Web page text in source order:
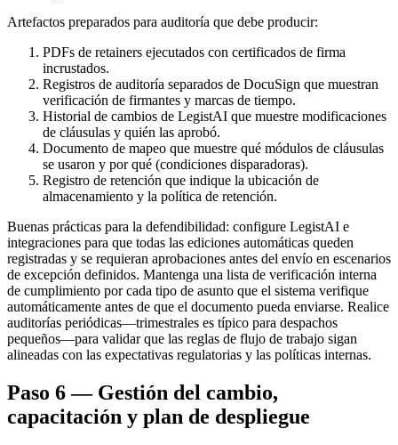
Artefactos preparados para auditoría que debe producir:
PDFs de retainers ejecutados con certificados de firma
incrustados.
Registros de auditoría separados de DocuSign que muestran
verificación de firmantes y marcas de tiempo.
Historial de cambios de LegistAI que muestre modificaciones
de cláusulas y quién las aprobó.
Documento de mapeo que muestre qué módulos de cláusulas
se usaron y por qué (condiciones disparadoras).
Registro de retención que indique la ubicación de
almacenamiento y la política de retención.
Buenas prácticas para la defendibilidad: configure LegistAI e
integraciones para que todas las ediciones automáticas queden
registradas y se requieran aprobaciones antes del envío en escenarios
de excepción definidos. Mantenga una lista de verificación interna
de cumplimiento por cada tipo de asunto que el sistema verifique
automáticamente antes de que el documento pueda enviarse. Realice
auditorías periódicas—trimestrales es típico para despachos
pequeños—para validar que las reglas de flujo de trabajo sigan
alineadas con las expectativas regulatorias y las políticas internas.
Paso 6 — Gestión del cambio,
capacitación y plan de despliegue